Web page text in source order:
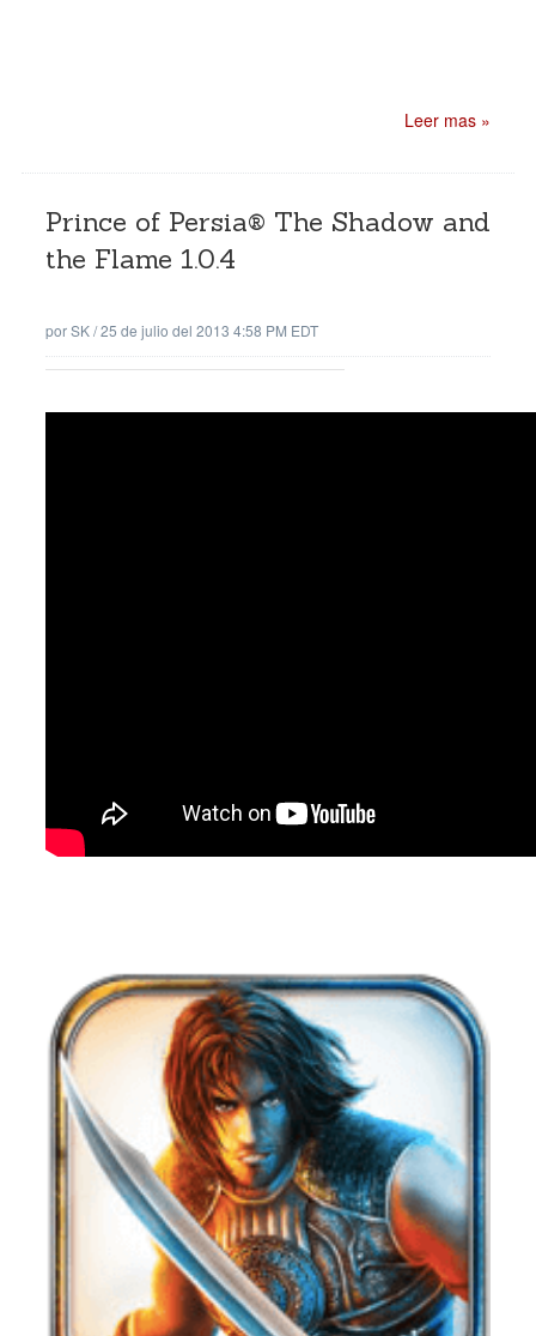
Leer mas »
Prince of Persia® The Shadow and
the Flame 1.0.4
porSK/25 de julio del 2013 4:58 PM EDT